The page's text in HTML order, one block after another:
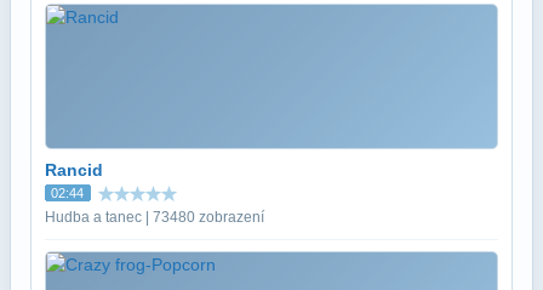
Rancid
02:44
Hudba a tanec | 73480 zobrazení